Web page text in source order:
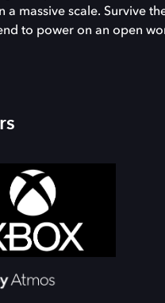
massive scale. Survive
to power on an open